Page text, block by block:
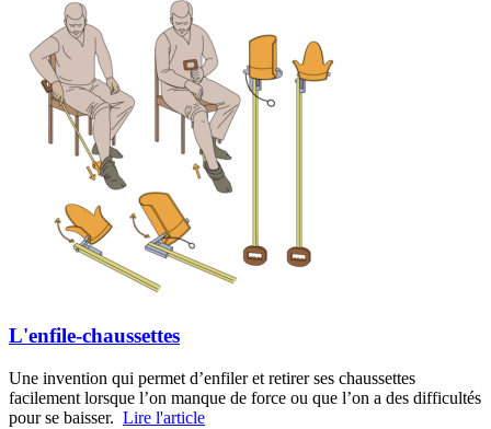
L'enfile-chaussettes
Une invention qui permet d’enfiler et retirer ses chaussettes
facilement lorsque l’on manque de force ou que l’on a des difficultés
pour se baisser. Lire l'article